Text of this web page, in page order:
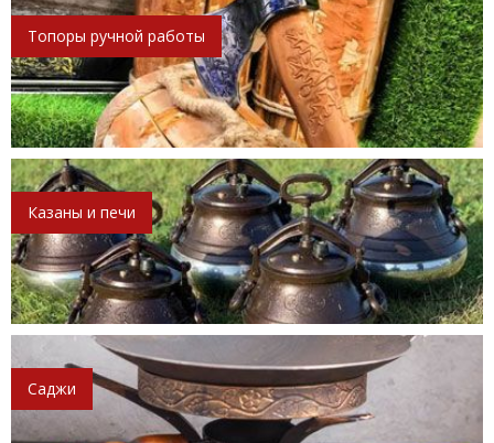
Топоры ручной работы
Казаны и печи
Саджи